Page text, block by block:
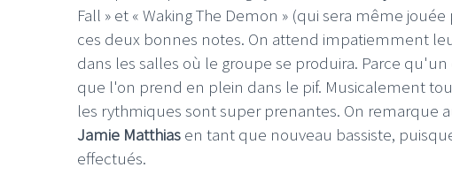
Fall » et « Waking The Demon » (qui sera même
ces deux bonnes notes. On attend impatiemment
dans les salles où le groupe se produira. Parce
que l'on prend en plein dans le pif. Musicalement
les rythmiques sont super prenantes. On remarque
Jamie Matthias en tant que nouveau bassiste,
effectués.